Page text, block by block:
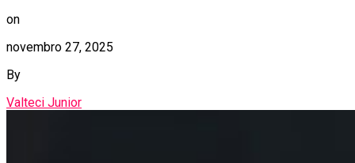
on
novembro 27, 2025
By
Valteci Junior